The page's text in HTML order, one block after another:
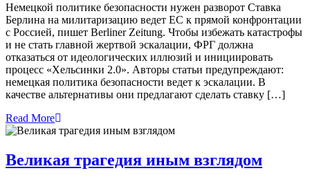
Немецкой политике безопасности нужен разворот Ставка
Берлина на милитаризацию ведет ЕС к прямой конфронтации
с Россией, пишет Berliner Zeitung. Чтобы избежать катастрофы
и не стать главной жертвой эскалации, ФРГ должна
отказаться от идеологических иллюзий и инициировать
процесс «Хельсинки 2.0». Авторы статьи предупреждают:
немецкая политика безопасности ведет к эскалации. В
качестве альтернативы они предлагают сделать ставку […]
Read More
Великая трагедия иным взглядом